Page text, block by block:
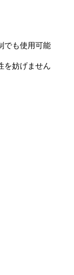
でも使用可能
を妨げません